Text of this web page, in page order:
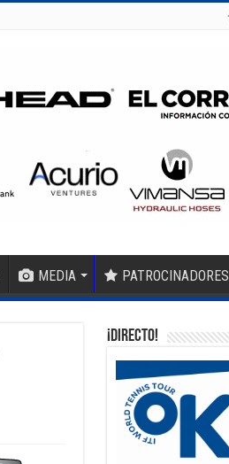
MEDIA PATROCINADORES
¡DIRECTO!